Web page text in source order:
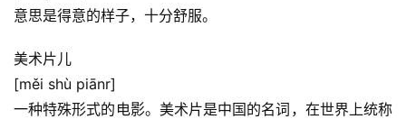
意思是得意的样子，十分舒服。
美术片儿
[měi shù piānr]
一种特殊形式的电影。美术片是中国的名词，在世界上统称